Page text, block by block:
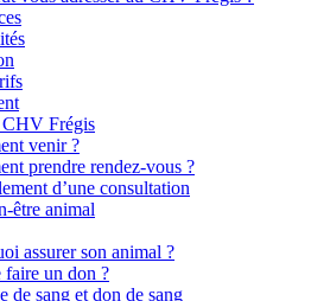
CHV Frégis
venir ?
prendre rendez-vous ?
d’une consultation
être animal
assurer son animal ?
faire un don ?
de sang et don de sang